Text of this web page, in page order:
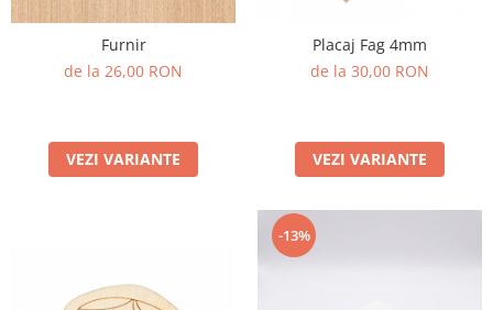
Furnir
de la 26,00 RON
VEZI VARIANTE
Placaj Fag 4mm
de la 30,00 RON
VEZI VARIANTE
-13%